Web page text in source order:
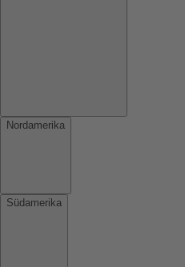
Nordamerika
Südamerika